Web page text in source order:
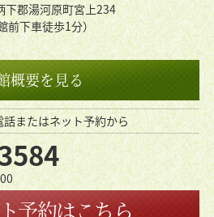
郡湯河原町宮上234
前下車徒歩1分）
概要を見る
話またはネット予約から
予約はこちら